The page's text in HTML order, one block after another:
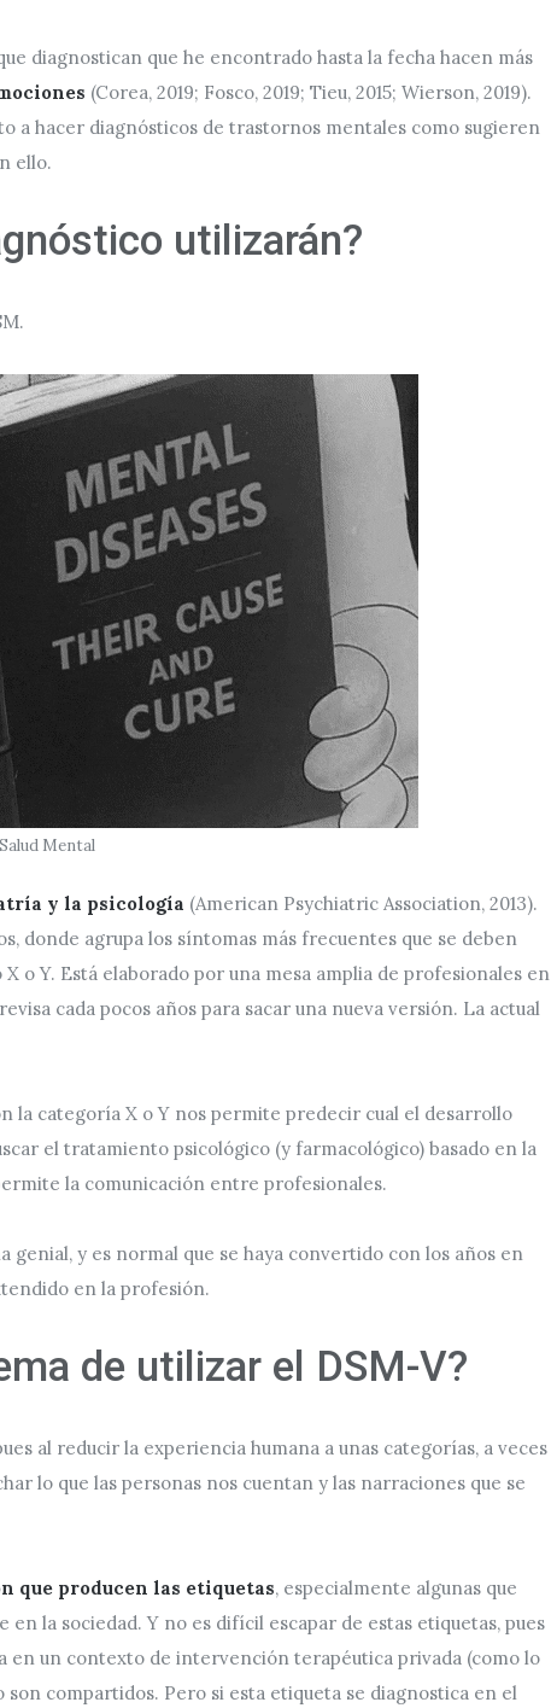
diagnostican que he encontrado hasta la fecha hacen más
(Corea, 2019; Fosco, 2019; Tieu, 2015; Wierson, 2019).
a hacer diagnósticos de trastornos mentales como sugieren
ello.
utilizarán?
Mental
y la psicología (American Psychiatric Association, 2013).
donde agrupa los síntomas más frecuentes que se deben
o Y. Está elaborado por una mesa amplia de profesionales en
cada pocos años para sacar una nueva versión. La actual
la categoría X o Y nos permite predecir cual el desarrollo
el tratamiento psicológico (y farmacológico) basado en la
la comunicación entre profesionales.
genial, y es normal que se haya convertido con los años en
en la profesión.
de utilizar el DSM-V?
al reducir la experiencia humana a unas categorías, a veces
lo que las personas nos cuentan y las narraciones que se
que producen las etiquetas, especialmente algunas que
la sociedad. Y no es difícil escapar de estas etiquetas, pues
en un contexto de intervención terapéutica privada (como lo
son compartidos. Pero si esta etiqueta se diagnostica en el